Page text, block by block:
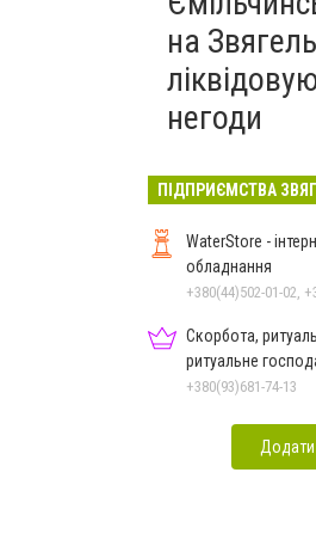
на
негоди
ПІДПРИЄМСТВА
WaterStore -
обладнання
Скорбота,
ритуальне
+380(93)681-74-13
Додати